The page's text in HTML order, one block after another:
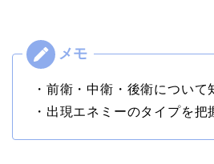
・前衛・中衛・後衛について
・出現エネミーのタイプを把